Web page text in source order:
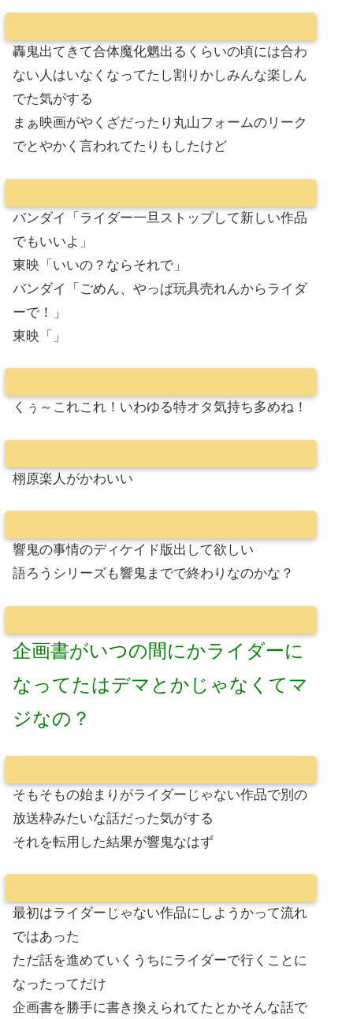
轟鬼出てきて合体魔化魍出るくらいの頃には合わ
ない人はいなくなってたし割りかしみんな楽しん
でた気がする
まぁ映画がやくざだったり丸山フォームのリーク
でとやかく言われてたりもしたけど
バンダイ「ライダー一旦ストップして新しい作品
でもいいよ」
東映「いいの？ならそれで」
バンダイ「ごめん、やっぱ玩具売れんからライダ
ーで！」
東映「」
くぅ～これこれ！いわゆる特オタ気持ち多めね！
栩原楽人がかわいい
響鬼の事情のディケイド版出して欲しい
語ろうシリーズも響鬼までで終わりなのかな？
企画書がいつの間にかライダーに
なってたはデマとかじゃなくてマ
ジなの？
そもそもの始まりがライダーじゃない作品で別の
放送枠みたいな話だった気がする
それを転用した結果が響鬼なはず
最初はライダーじゃない作品にしようかって流れ
ではあった
ただ話を進めていくうちにライダーで行くことに
なったってだけ
企画書を勝手に書き換えられてたとかそんな話で